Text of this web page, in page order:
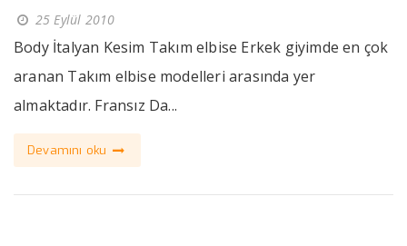
25 Eylül 2010
Body İtalyan Kesim Takım elbise Erkek giyimde en çok
aranan Takım elbise modelleri arasında yer
almaktadır. Fransız Da...
Devamını oku